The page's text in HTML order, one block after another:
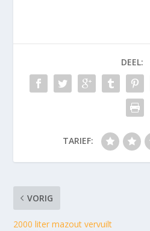
DEEL:
TARIEF:
VORIG
2000 liter mazout vervuilt